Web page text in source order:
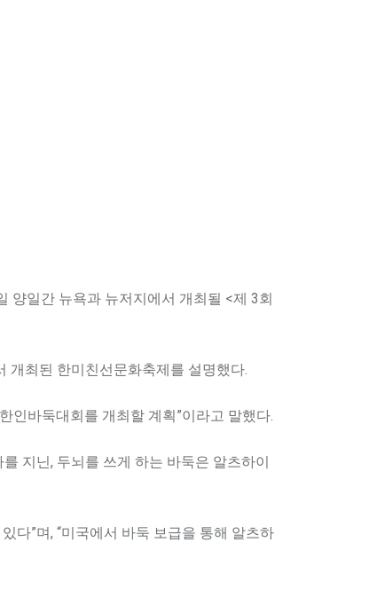
양일간 뉴욕과 뉴저지에서 개최될 <제 3회
개최된 한미친선문화축제를 설명했다.
인바둑대회를 개최할 계획”이라고 말했다.
지닌, 두뇌를 쓰게 하는 바둑은 알츠하이
다”며, “미국에서 바둑 보급을 통해 알츠하